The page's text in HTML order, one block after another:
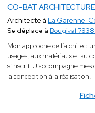
CO-BAT ARCHITECTURE
Architecte à La Garenne-
Se déplace à Bougival
Mon approche de
usages, aux matériaux et au
s’inscrit. J’accompagne
la conception à la réalisation.